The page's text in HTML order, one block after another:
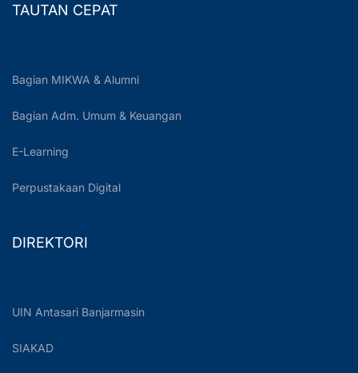
TAUTAN CEPAT
Bagian MIKWA & Alumni
Bagian Adm. Umum & Keuangan
E-Learning
Perpustakaan Digital
DIREKTORI
UIN Antasari Banjarmasin
SIAKAD